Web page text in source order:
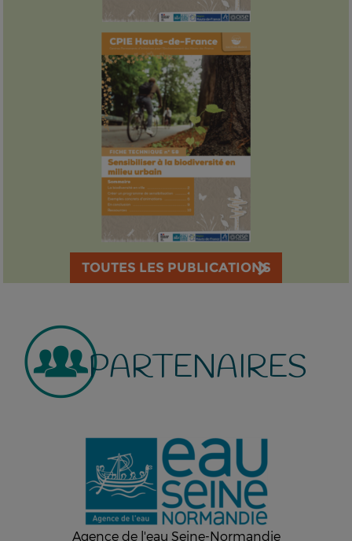
TOUTES LES PUBLICATIONS
PARTENAIRES
Agence de l'eau Seine-Normandie